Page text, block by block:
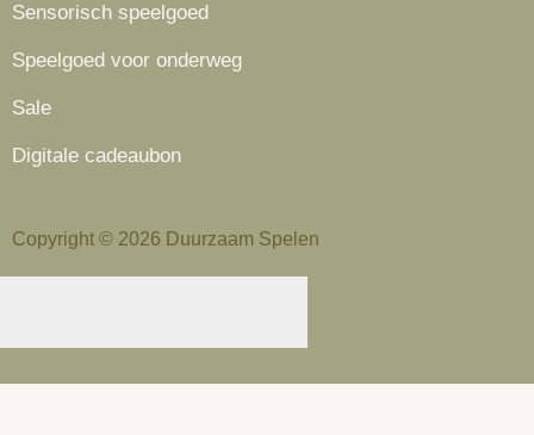
Sensorisch speelgoed
Speelgoed voor onderweg
Sale
Digitale cadeaubon
Copyright © 2026 Duurzaam Spelen